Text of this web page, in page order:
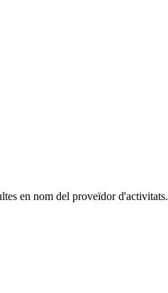
en nom del proveïdor d'activitats.